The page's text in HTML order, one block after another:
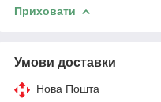
Приховати
Умови доставки
Нова Пошта